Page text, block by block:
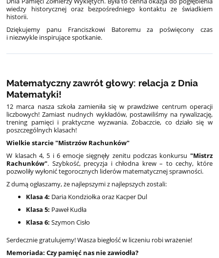
wiedzy historycznej oraz bezpośredniego kontaktu ze świadkiem
historii.
Dziękujemy panu Franciszkowi Batoremu za poświęcony czas
i niezwykle inspirujące spotkanie.
Matematyczny zawrót głowy: relacja z Dnia
Matematyki!
12 marca nasza szkoła zamieniła się w prawdziwe centrum operacji
liczbowych! Zamiast nudnych wykładów, postawiliśmy na rywalizację,
trening pamięci i praktyczne wyzwania. Zobaczcie, co działo się w
poszczególnych klasach!
Wielkie starcie "Mistrzów Rachunków"
W klasach 4, 5 i 6 emocje sięgnęły zenitu podczas konkursu "Mistrz
Rachunków". Szybkość, precyzja i chłodna krew – to cechy, które
pozwoliły wyłonić tegorocznych liderów matematycznej sprawności.
Z dumą ogłaszamy, że najlepszymi z najlepszych zostali:
Klasa 4: Daria Kondziołka oraz Kacper Dul
Klasa 5: Paweł Kudła
Klasa 6: Szymon Cisło
Serdecznie gratulujemy! Wasza biegłość w liczeniu robi wrażenie!
Memoriada: Czy pamięć nas nie zawiodła?